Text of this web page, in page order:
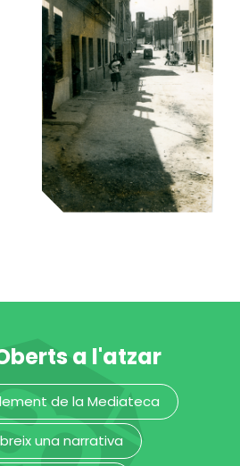
Bloc del
Comandant
Trinitat Vella|Refotografia
Al meu carrer
a l'atzar
de la Mediateca
una narrativa